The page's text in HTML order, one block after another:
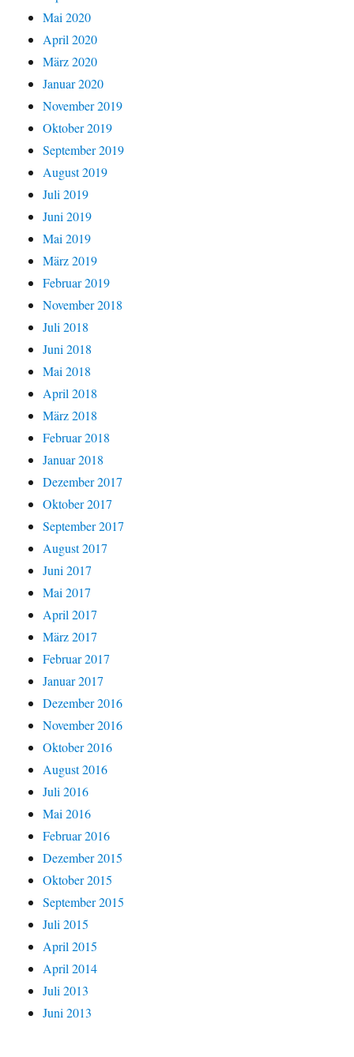
Mai 2020
April 2020
März 2020
Januar 2020
November 2019
Oktober 2019
September 2019
August 2019
Juli 2019
Juni 2019
Mai 2019
März 2019
Februar 2019
November 2018
Juli 2018
Juni 2018
Mai 2018
April 2018
März 2018
Februar 2018
Januar 2018
Dezember 2017
Oktober 2017
September 2017
August 2017
Juni 2017
Mai 2017
April 2017
März 2017
Februar 2017
Januar 2017
Dezember 2016
November 2016
Oktober 2016
August 2016
Juli 2016
Mai 2016
Februar 2016
Dezember 2015
Oktober 2015
September 2015
Juli 2015
April 2015
April 2014
Juli 2013
Juni 2013